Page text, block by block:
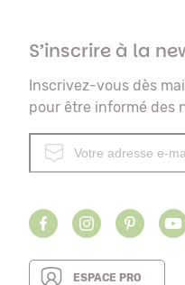
S’inscrire à la
Inscrivez-vous dès
pour être informé des
ESPACE PRO